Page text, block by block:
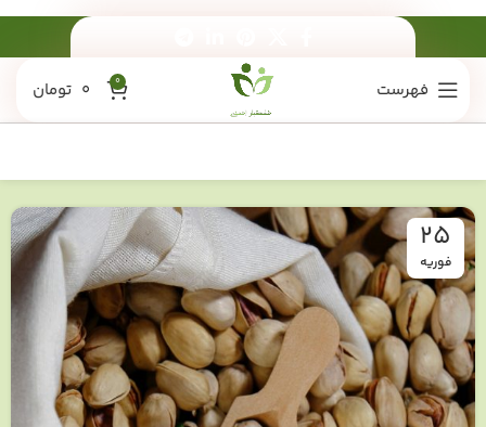
فهرست 0
0 تومان
25
فوریه